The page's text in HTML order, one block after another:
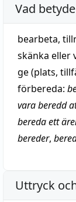
Vad
bearbeta,
skänka eller
ge (plats,
förbereda:
varaberedd
bereda ett
bereder,
Uttryck